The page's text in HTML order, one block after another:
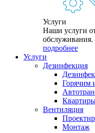
Услуги
Наши услуги
обслуживания.
подробнее
Услуги
Дезинфекция
Горячим
Вентиляция
Монтаж